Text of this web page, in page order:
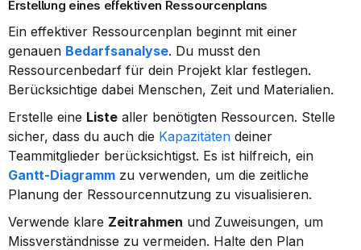
Erstellung eines effektiven Ressourcenplans
Ein effektiver Ressourcenplan beginnt mit einer
genauen Bedarfsanalyse. Du musst den
Ressourcenbedarf für dein Projekt klar festlegen.
Berücksichtige dabei Menschen, Zeit und Materialien.
Erstelle eine Liste aller benötigten Ressourcen. Stelle
sicher, dass du auch die Kapazitäten deiner
Gantt-Diagramm zu verwenden, um die zeitliche
Planung der Ressourcennutzung zu visualisieren.
Verwende klare Zeitrahmen und Zuweisungen, um
Missverständnisse zu vermeiden. Halte den Plan